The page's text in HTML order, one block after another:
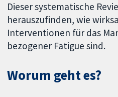
Dieser systematische
herauszufinden, wie
Interventionen für das
bezogener Fatigue sind.
Worum geht es?